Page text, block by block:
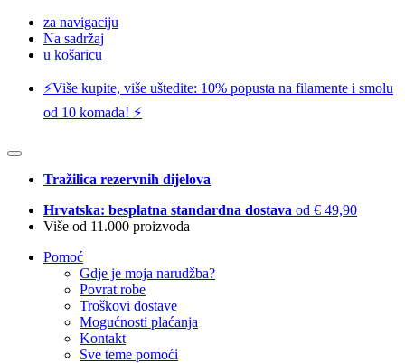
za navigaciju
Na sadržaj
u košaricu
⚡️Više kupite, više uštedite: 10% popusta na filamente i smolu
od 10 komada! ⚡️
Tražilica rezervnih dijelova
Hrvatska: besplatna standardna dostava od € 49,90
Više od 11.000 proizvoda
Pomoć
Gdje je moja narudžba?
Povrat robe
Troškovi dostave
Mogućnosti plaćanja
Kontakt
Sve teme pomoći